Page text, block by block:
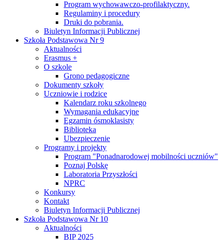
Program wychowawczo-profilaktyczny.
Regulaminy i procedury
Druki do pobrania.
Biuletyn Informacji Publicznej
Szkoła Podstawowa Nr 9
Aktualności
Erasmus +
O szkole
Grono pedagogiczne
Dokumenty szkoły
Uczniowie i rodzice
Kalendarz roku szkolnego
Wymagania edukacyjne
Egzamin ósmoklasisty
Biblioteka
Ubezpieczenie
Programy i projekty
Program "Ponadnarodowej mobilności uczniów"
Poznaj Polskę
Laboratoria Przyszłości
NPRC
Konkursy
Kontakt
Biuletyn Informacji Publicznej
Szkoła Podstawowa Nr 10
Aktualności
BIP 2025